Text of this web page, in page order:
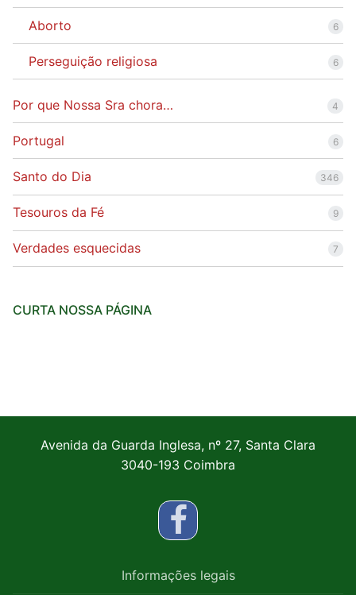
Aborto 6
Perseguição religiosa 6
Por que Nossa Sra chora… 4
Portugal 6
Santo do Dia 346
Tesouros da Fé 9
Verdades esquecidas 7
CURTA NOSSA PÁGINA
Avenida da Guarda Inglesa, nº 27, Santa Clara
3040-193 Coimbra
Informações legais